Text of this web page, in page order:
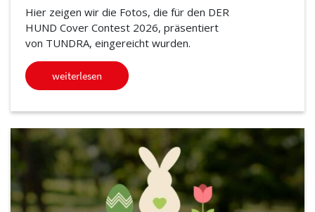
Hier zeigen wir die Fotos, die für den DER
HUND Cover Contest 2026, präsentiert
von TUNDRA, eingereicht wurden.
weiterlesen